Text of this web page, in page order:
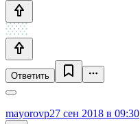
Ответить
mayorovp27 сен 2018 в 09:30